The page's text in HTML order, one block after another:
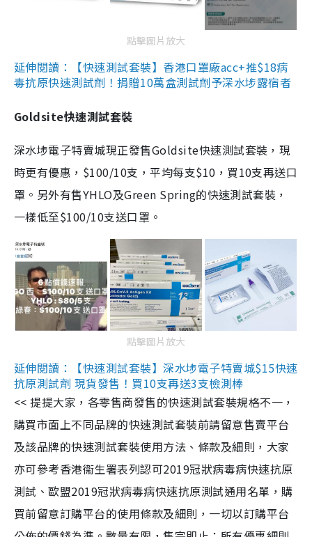
點擊圖片放大
延伸閱讀：【快速測試套裝】香港口罩廠acc+推$18病
毒抗原快速測試劑！捐贈10萬盒測試劑予深水埗露宿者
Goldsite快速測試套裝
深水埗電子特賣城現正發售Goldsite快速測試套裝，現
時更有優惠，$100/10支，平均每支$10，買10支再送口
罩。另外有售YHLO及Green Spring的快速測試套裝，
一樣低至$100/10支送口罩。
點擊圖片放大
延伸閱讀：【快速測試套裝】深水埗電子特賣城$15快速
抗原測試劑 現貨發售！買10支再送3支檢測棒
<< 提提大家，各零售商發售的快速測試套裝規格不一，
購買市面上不同品牌的快速測試套裝前請留意售賣平台
及該品牌的快速測試套裝使用方法、條款及細則，大家
亦可參考香港衞生署表列認可2019冠狀病毒病快速抗原
測試、歐盟2019冠狀病毒病快速抗原測試通用名單，購
買前留意訂購平台的使用條款及細則，一切以訂購平台